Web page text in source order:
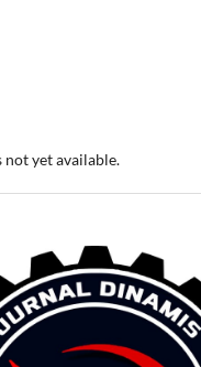
not yet available.